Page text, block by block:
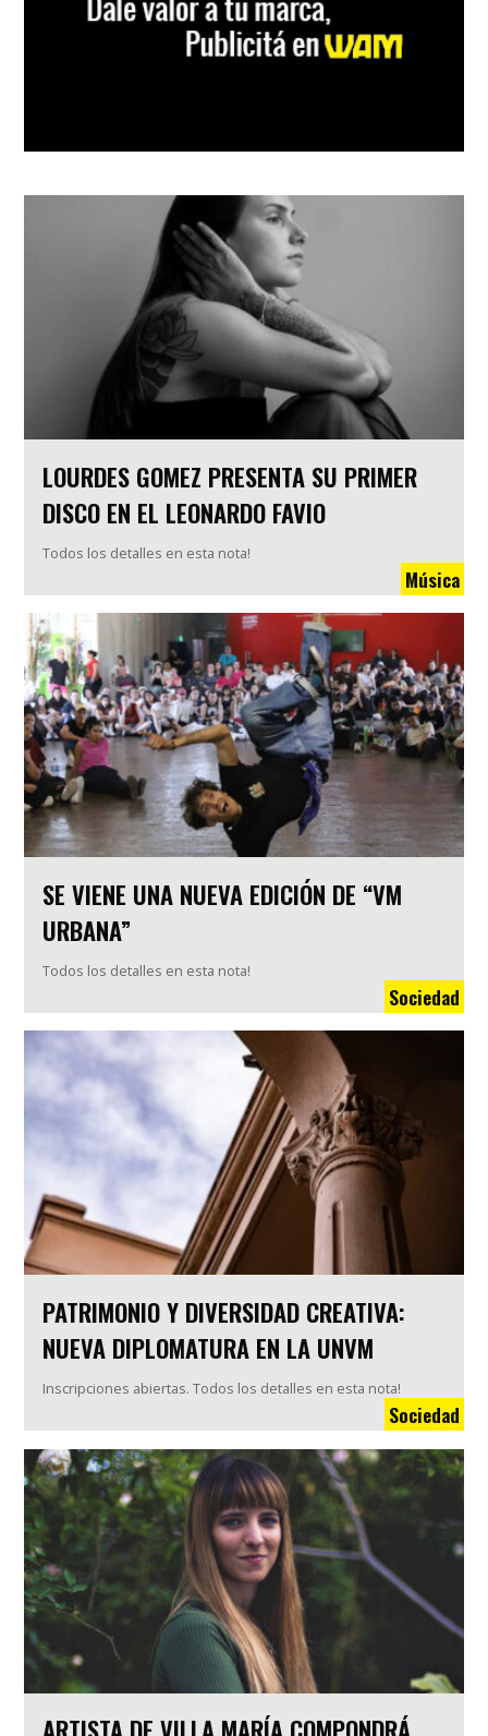
LOURDES GOMEZ PRESENTA SU PRIMER
DISCO EN EL LEONARDO FAVIO
Todos los detalles en esta nota!
Música
SE VIENE UNA NUEVA EDICIÓN DE “VM
URBANA”
Todos los detalles en esta nota!
Sociedad
PATRIMONIO Y DIVERSIDAD CREATIVA:
NUEVA DIPLOMATURA EN LA UNVM
Inscripciones abiertas. Todos los detalles en esta nota!
Sociedad
ARTISTA DE VILLA MARÍA COMPONDRÁ